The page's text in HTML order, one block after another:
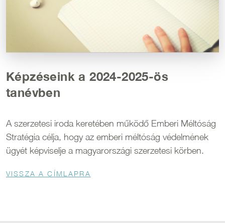
Képzéseink a 2024-2025-ös
tanévben
A szerzetesi iroda keretében működő Emberi Méltóság
Stratégia célja, hogy az emberi méltóság védelmének
ügyét képviselje a magyarországi szerzetesi körben.
Morzsa
VISSZA A CÍMLAPRA